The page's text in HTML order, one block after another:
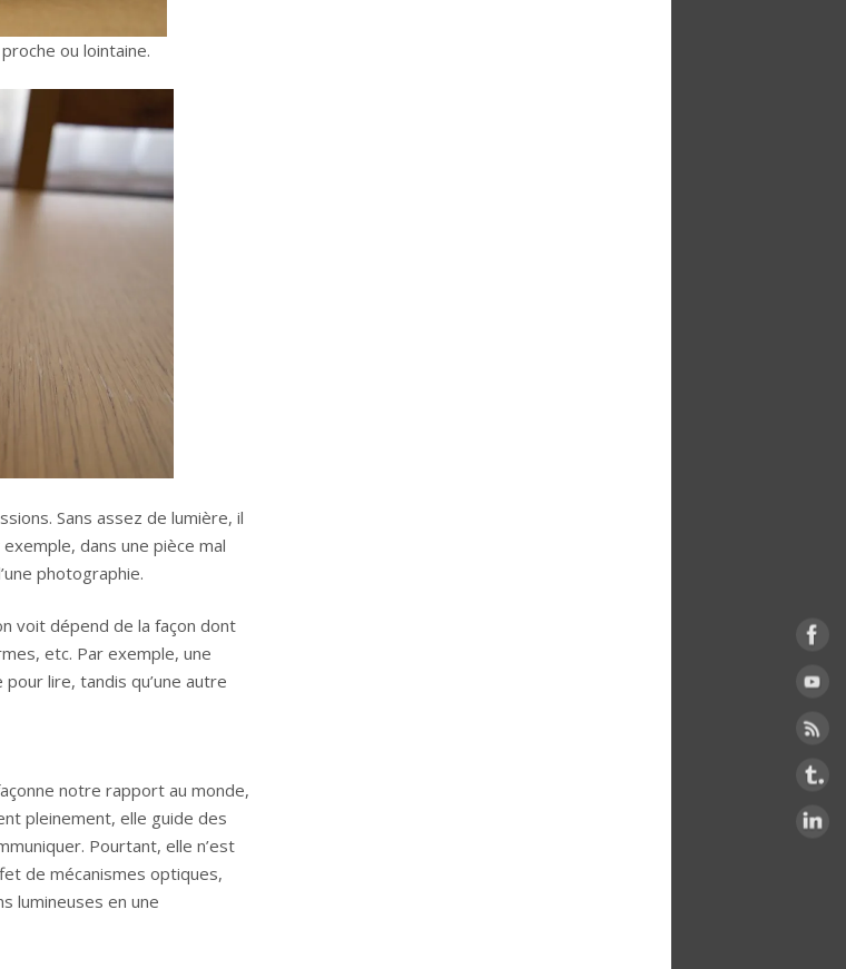
ou lointaine.
Sans assez de lumière, il
dans une pièce mal
photographie.
voit dépend de la façon dont
etc. Par exemple, une
lire, tandis qu’une autre
notre rapport au monde,
pleinement, elle guide des
Pourtant, elle n’est
de mécanismes optiques,
lumineuses en une